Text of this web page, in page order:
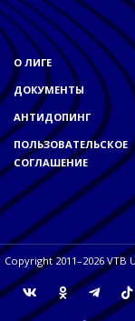
О ЛИГЕ
ДОКУМЕНТЫ
АНТИДОПИНГ
ПОЛЬЗОВАТЕЛЬСКОЕ
СОГЛАШЕНИЕ
Copyright 2011–2026